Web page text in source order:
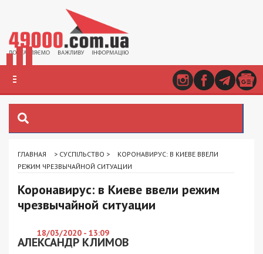
ГЛАВНАЯ > СУСПІЛЬСТВО >
КОРОНАВИРУС: В КИЕВЕ ВВЕЛИ
РЕЖИМ ЧРЕЗВЫЧАЙНОЙ СИТУАЦИИ
Коронавирус: в Киеве ввели режим
чрезвычайной ситуации
18/03/2020 - 13:09
АЛЕКСАНДР КЛИМОВ